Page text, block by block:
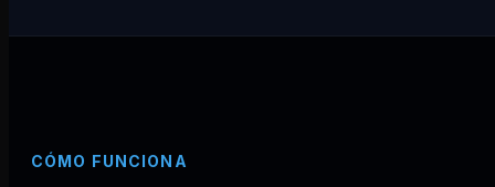
CÓMO FUNCIONA